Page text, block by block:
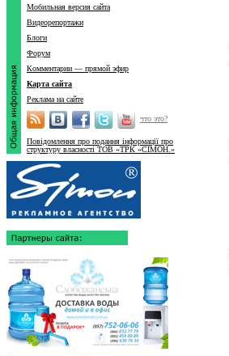
Мобильная версия сайта
Видеорепортажи
Блоги
Форум
Комментарии — прямой эфир
Карта сайта
Реклама на сайте
что это?
Повідомлення про подання інформації про
структуру власності ТОВ «ТРК «СІМОН.»